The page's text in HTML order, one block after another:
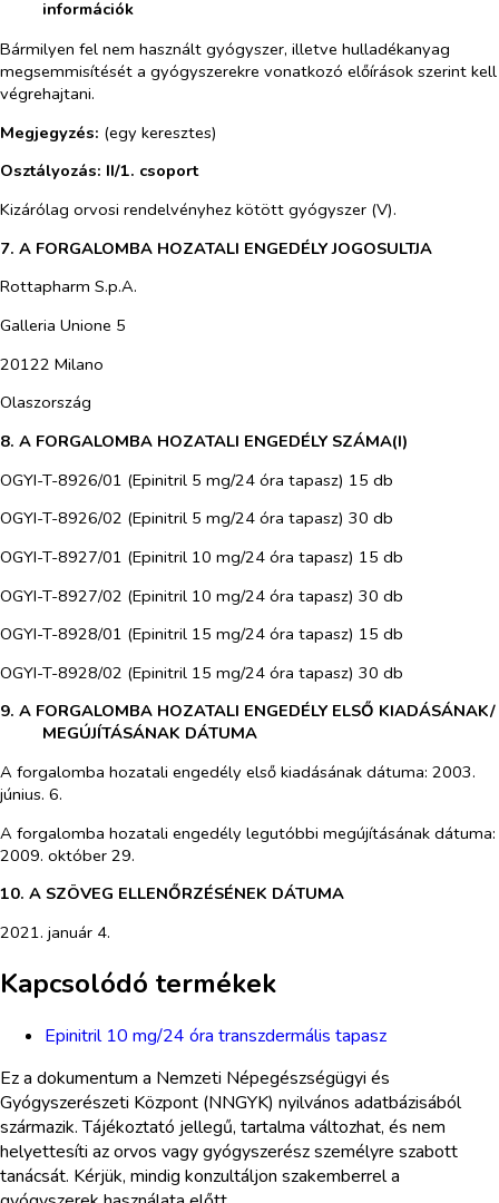
információk
Bármilyen fel nem használt gyógyszer, illetve hulladékanyag
megsemmisítését a gyógyszerekre vonatkozó előírások szerint kell
végrehajtani.
Megjegyzés: (egy keresztes)
Osztályozás: II/1. csoport
Kizárólag orvosi rendelvényhez kötött gyógyszer (V).
7. A FORGALOMBA HOZATALI ENGEDÉLY JOGOSULTJA
Rottapharm S.p.A.
Galleria Unione 5
20122 Milano
Olaszország
8. A FORGALOMBA HOZATALI ENGEDÉLY SZÁMA(I)
OGYI-T-8926/01 (Epinitril 5 mg/24 óra tapasz) 15 db
OGYI-T-8926/02 (Epinitril 5 mg/24 óra tapasz) 30 db
OGYI-T-8927/01 (Epinitril 10 mg/24 óra tapasz) 15 db
OGYI-T-8927/02 (Epinitril 10 mg/24 óra tapasz) 30 db
OGYI-T-8928/01 (Epinitril 15 mg/24 óra tapasz) 15 db
OGYI-T-8928/02 (Epinitril 15 mg/24 óra tapasz) 30 db
9. A FORGALOMBA HOZATALI ENGEDÉLY ELSŐ KIADÁSÁNAK/
MEGÚJÍTÁSÁNAK DÁTUMA
A forgalomba hozatali engedély első kiadásának dátuma: 2003.
június. 6.
A forgalomba hozatali engedély legutóbbi megújításának dátuma:
2009. október 29.
10. A SZÖVEG ELLENŐRZÉSÉNEK DÁTUMA
2021. január 4.
Kapcsolódó termékek
Epinitril 10 mg/24 óra transzdermális tapasz
Ez a dokumentum a Nemzeti Népegészségügyi és
Gyógyszerészeti Központ (NNGYK) nyilvános adatbázisából
származik. Tájékoztató jellegű, tartalma változhat, és nem
helyettesíti az orvos vagy gyógyszerész személyre szabott
tanácsát. Kérjük, mindig konzultáljon szakemberrel a